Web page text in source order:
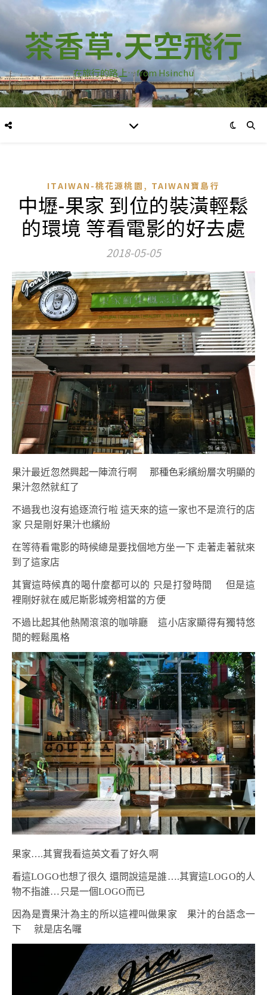
茶香草.天空飛行
在旅行的路上…from Hsinchu
ITAIWAN-桃花源桃園 , TAIWAN寶島行
中壢-果家 到位的裝潢輕鬆
的環境 等看電影的好去處
2018-05-05
果汁最近忽然興起一陣流行啊 那種色彩繽紛層次明顯的
果汁忽然就紅了
不過我也沒有追逐流行啦 這天來的這一家也不是流行的店
家 只是剛好果汁也繽紛
在等待看電影的時候總是要找個地方坐一下 走著走著就來
到了這家店
其實這時候真的喝什麼都可以的 只是打發時間 但是這
裡剛好就在威尼斯影城旁相當的方便
不過比起其他熱鬧滾滾的咖啡廳 這小店家顯得有獨特悠
閒的輕鬆風格
果家….其實我看這英文看了好久啊
看這LOGO也想了很久 還問說這是誰….其實這LOGO的人
物不指誰…只是一個LOGO而已
因為是賣果汁為主的所以這裡叫做果家 果汁的台語念一
下 就是店名囉